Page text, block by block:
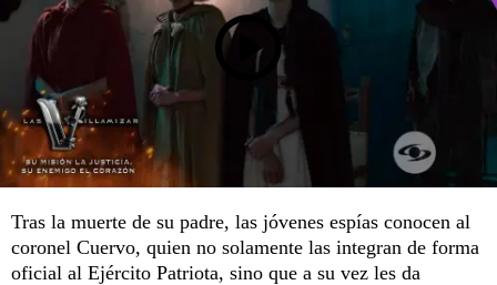
Tras la muerte de su padre, las jóvenes espías conocen al
coronel Cuervo, quien no solamente las integran de forma
oficial al Ejército Patriota, sino que a su vez les da